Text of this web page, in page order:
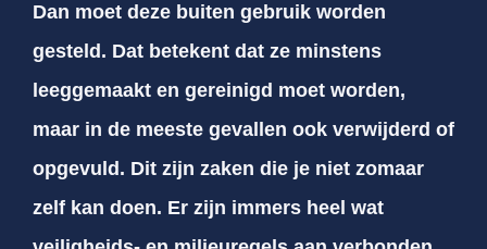
Dan moet deze buiten gebruik worden
gesteld. Dat betekent dat ze minstens
leeggemaakt en gereinigd moet worden,
maar in de meeste gevallen ook verwijderd of
opgevuld. Dit zijn zaken die je niet zomaar
zelf kan doen. Er zijn immers heel wat